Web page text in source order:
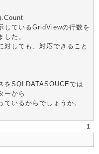
しているGridViewの行数を
した。
対しても、対応できること
をSQLDATASOUCEでは
ーから
いるからでしょうか。
1